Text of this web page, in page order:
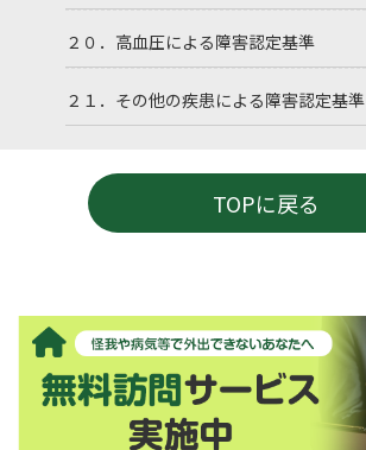
２０．高血圧による障害認定基準
２１．その他の疾患による障害認定基準
TOPに戻る